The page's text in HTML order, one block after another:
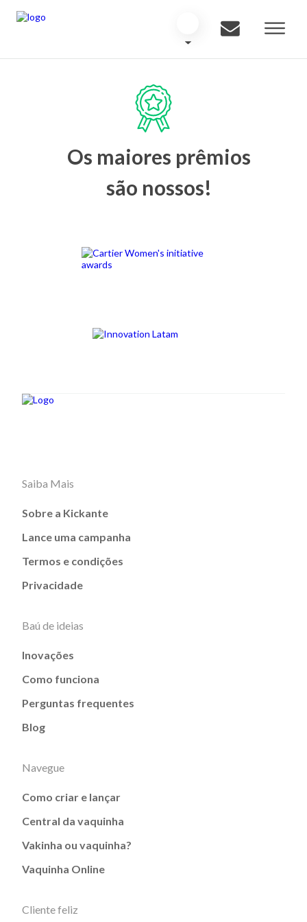
Os maiores prêmios
são nossos!
Saiba Mais
Sobre a Kickante
Lance uma campanha
Termos e condições
Privacidade
Baú de ideias
Inovações
Como funciona
Perguntas frequentes
Blog
Navegue
Como criar e lançar
Central da vaquinha
Vakinha ou vaquinha?
Vaquinha Online
Cliente feliz